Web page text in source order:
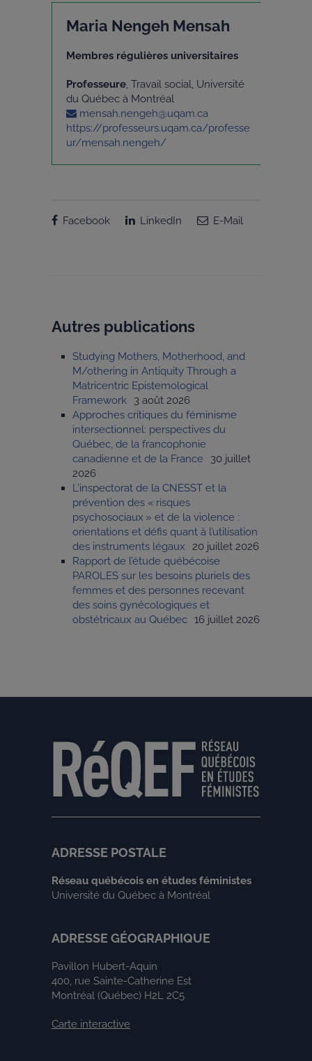
Maria Nengeh Mensah
Membres régulières universitaires
Professeure, Travail social, Université
du Québec à Montréal
mensah.nengeh@uqam.ca
https://professeurs.uqam.ca/professe
ur/mensah.nengeh/
Facebook LinkedIn E-Mail
Autres publications
Studying Mothers, Motherhood, and
M/othering in Antiquity Through a
Matricentric Epistemological
Framework
3 août 2026
Approches critiques du féminisme
intersectionnel: perspectives du
Québec, de la francophonie
canadienne et de la France
30 juillet
2026
L’inspectorat de la CNESST et la
prévention des « risques
psychosociaux » et de la violence :
orientations et défis quant à l’utilisation
des instruments légaux
20 juillet 2026
Rapport de l’étude québécoise
PAROLES sur les besoins pluriels des
femmes et des personnes recevant
des soins gynécologiques et
obstétricaux au Québec 16 juillet 2026
ADRESSE POSTALE
Réseau québécois en études féministes
Université du Québec à Montréal
ADRESSE GÉOGRAPHIQUE
Pavillon Hubert-Aquin
400, rue Sainte-Catherine Est
Montréal (Québec) H2L 2C5
Carte interactive